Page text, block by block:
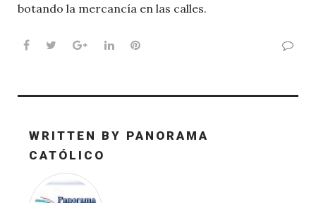
botando la mercancía en las calles.
Facebook
TwitterGoogle+LinkedInPinterest
WRITTEN BY PANORAMA
CATÓLICO